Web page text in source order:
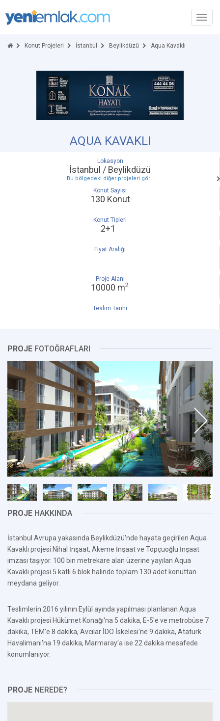
Konut Projeleri İstanbul Beylikdüzü Aqua Kavaklı
AQUA KAVAKLI
Lokasyon
İstanbul / Beylikdüzü
Bu bölgedeki diğer projeleri gör
Konut Sayısı
130 Konut
Konut Tipleri
2+1
Fiyat Aralığı
Proje Alanı
10000 m2
Teslim Tarihi
PROJE FOTOĞRAFLARI
PROJE HAKKINDA
İstanbul Avrupa yakasında Beylikdüzü'nde hayata geçirilen Aqua
Kavaklı projesi Nihal İnşaat, Akeme İnşaat ve Topçuoğlu İnşaat
imzası taşıyor. 100 bin metrekare alan üzerine yayılan Aqua
Kavaklı projesi 5 katlı 6 blok halinde toplam 130 adet konuttan
meydana geliyor.
Teslimlerin 2016 yılının Eylül ayında yapılması planlanan Aqua
Kavaklı projesi Hükümet Konağı'na 5 dakika, E-5'e ve metrobüse 7
dakika, TEM'e 8 dakika, Avcılar İDO İskelesi'ne 9 dakika, Atatürk
Havalimanı'na 19 dakika, Marmaray'a ise 22 dakika mesafede
konumlanıyor.
PROJE NEREDE?